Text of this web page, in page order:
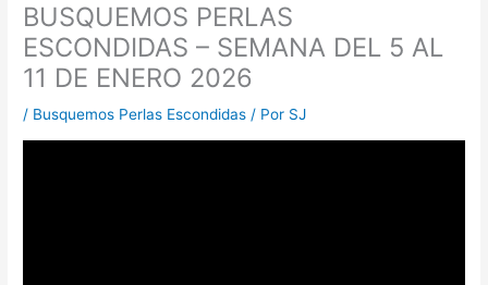
BUSQUEMOS PERLAS
ESCONDIDAS – SEMANA DEL 5 AL
11 DE ENERO 2026
/ Busquemos Perlas Escondidas / Por SJ